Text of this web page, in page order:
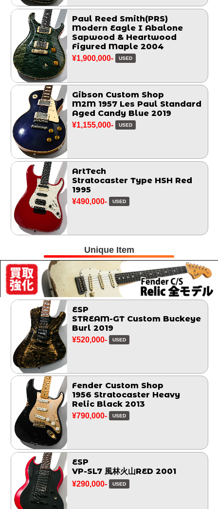
Paul Reed Smith(PRS)
Modern Eagle I Abalone
Sapwood & Heartwood
Figured Maple 2004
¥1,900,000- USED
Gibson Custom Shop
M2M 1957 Les Paul Standard
Aged Candy Blue 2019
¥1,155,000- USED
ArtTech
Stratocaster Type HSH Red
1995
¥490,000- USED
Unique Item
ESP
STREAM-GT Custom Buckeye
Burl 2019
¥520,000- USED
Fender Custom Shop
1956 Stratocaster Heavy
Relic Black 2013
¥790,000- USED
ESP
VP-SL7 風林火山RED 2001
¥290,000- USED